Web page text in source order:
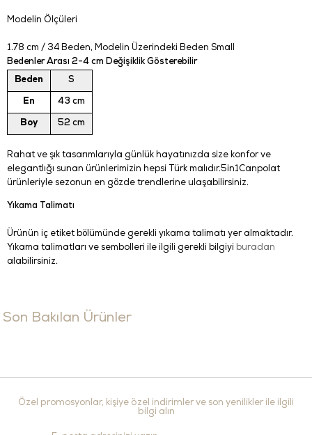
Modelin Ölçüleri
1.78 cm / 34 Beden, Modelin Üzerindeki Beden Small
Bedenler Arası 2-4 cm Değişiklik Gösterebilir
Beden
S
En 43 cm
Boy 52 cm
Rahat ve şık tasarımlarıyla günlük hayatınızda size konfor ve
elegantlığı sunan ürünlerimizin hepsi Türk malıdır.5in1Canpolat
ürünleriyle sezonun en gözde trendlerine ulaşabilirsiniz.
Yıkama Talimatı
Ürünün iç etiket bölümünde gerekli yıkama talimatı yer almaktadır.
Yıkama talimatları ve sembolleri ile ilgili gerekli bilgiyi buradan
alabilirsiniz.
Son Bakılan Ürünler
Özel promosyonlar, kişiye özel indirimler ve son yenilikler ile ilgili
bilgi alın